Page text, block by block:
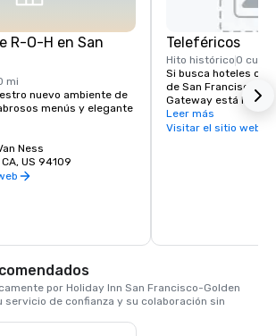
R-O-H en San
mi
nuevo ambiente de
menús y elegante
se alojen en el hotel
Francisco no tienen que
encontrar un delicioso
internacional, un bar de
y un menú de platos
emblemáticos de
bar y restaurante R-O-
de nuestro nuevo y
dará la bienvenida a los
Ness
US 94109
Teleféricos
Hito histórico 0
Si busca hoteles
de San Francisco, el
Gateway está
pasos de la calle
teleféricos ofrecen
Leer más
Visitar el sitio web
por Holiday Inn San Francisco-Golden
servicio de confianza y su colaboración sin